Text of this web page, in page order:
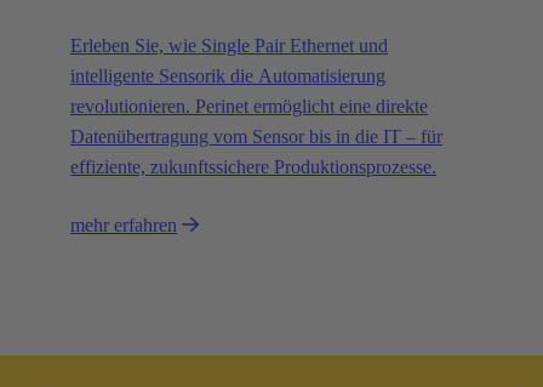
Erleben Sie, wie Single Pair Ethernet und
intelligente Sensorik die Automatisierung
revolutionieren. Perinet ermöglicht eine direkte
Datenübertragung vom Sensor bis in die IT – für
effiziente, zukunftssichere Produktionsprozesse.
mehr erfahren